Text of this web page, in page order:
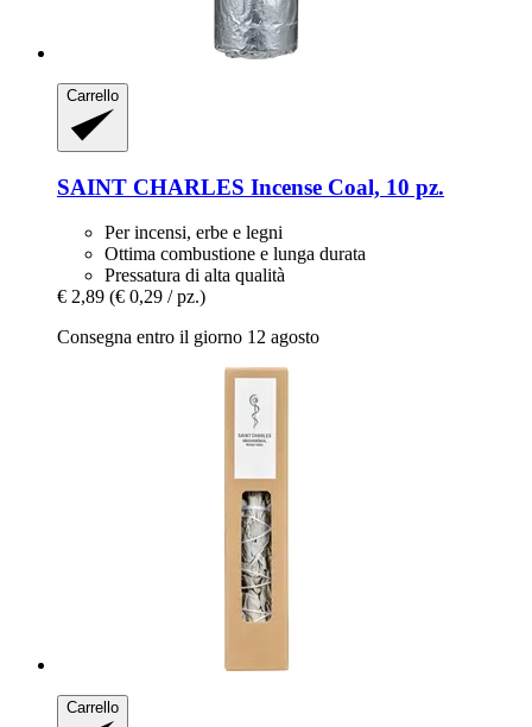
Carrello
SAINT CHARLES Incense Coal, 10 pz.
Per incensi, erbe e legni
Ottima combustione e lunga durata
Pressatura di alta qualità
€ 2,89 (€ 0,29 / pz.)
Consegna entro il giorno 12 agosto
Carrello